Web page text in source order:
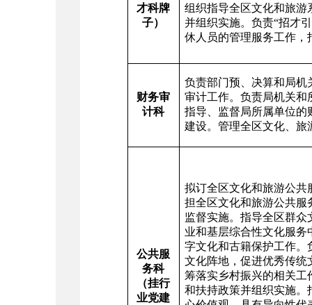
才科牌
子）
组织指导全区文化和旅游
并组织实施。负责“招才
休人员的管理服务工作，
财务审
计科
负责部门预、决算和局机
审计工作。负责局机关和
指导、监督局所属单位的
建设。管理全区文化、旅
公共服
务科
（挂行
业党建
拟订全区文化和旅游公共
担全区文化和旅游公共服
监督实施。指导全区群
业和基层综合性文化服
字文化和古籍保护工作。
文化阵地，促进优秀传统
筹落实乡村振兴的相关工
和扶持政策并组织实施。